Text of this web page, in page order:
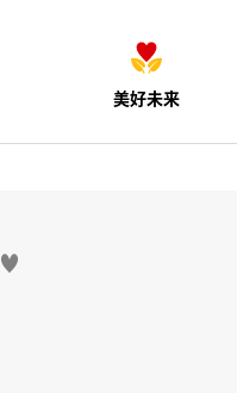
美好未来
